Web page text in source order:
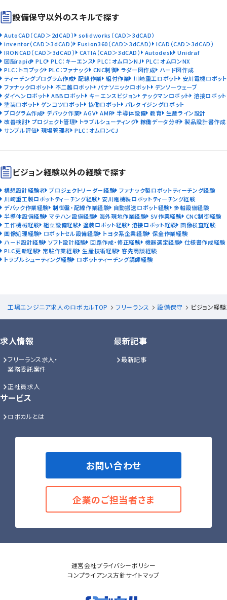
設備保守以外のスキルで探す
AutoCAD（CAD＞2dCAD）
solidworks（CAD＞3dCAD）
inventor（CAD＞3dCAD） Fusion360（CAD＞3dCAD）
ICAD（CAD＞3dCAD）
IRONCAD（CAD＞3dCAD）
CATIA（CAD＞3dCAD） Autodesk Unidraf
図脳rapid PLC PLC：キーエンス PLC：オムロンNJ
PLC：オムロンNX
PLC：トヨプック PLC：ファナック CNC制御 ラダー図作成
ハード図作成
ティーチングプログラム作成 配線作業 組付作業 川崎重工ロボット
安川電機ロボット
ファナックロボット
不二越ロボット パナソニックロボット デンソーウェーブ
ダイヘンロボット ABBロボット キーエンスビジョン テックマンロボット 溶接ロボット
塗装ロボット ゲンコツロボット 協働ロボット
パレタイジングロボット
プログラム作成 デバック作業 AGV AMR 半導体設備 教育 生産ライン設計
改善検討 プロジェクト管理 トラブルシューティング 稼働データ分析 製品設計書作成
サンプル評価 現場管理者 PLC：オムロンCJ
ビジョン経験以外の経験で探す
構想設計経験者 プロジェクトリーダー経験 ファナック製ロボットティーチング経験
川崎重工製ロボットティーチング経験 安川電機製ロボットティーチング経験
デバック作業経験 制御盤・配線作業経験 自動搬送ロボット経験 多軸設備経験
半導体設備経験 マテハン設備経験 海外現地作業経験 SV作業経験 CNC制御経験
工作機械経験 組立設備経験 塗装ロボット経験 溶接ロボット経験 画像検査経験
画像処理経験 ロボットセル設備経験 トヨタ系企業経験 保全作業経験
ハード設計経験 ソフト設計経験 回路作成・修正経験 機器選定経験 仕様書作成経験
PLC更新経験 常駐作業経験 生産技術経験 客先商談経験
トラブルシューティング経験 ロボットティーチング講師経験
工場エンジニア求人のロボカルTOP フリーランス 設備保守 ビジョン経
求人情報
フリーランス求人・
業務委託案件
正社員求人
最新記事
最新記事
サービス
ロボカルとは
お問い合わせ
企業のご担当者さま
運営会社プライバシーポリシー
コンプライアンス方針サイトマップ